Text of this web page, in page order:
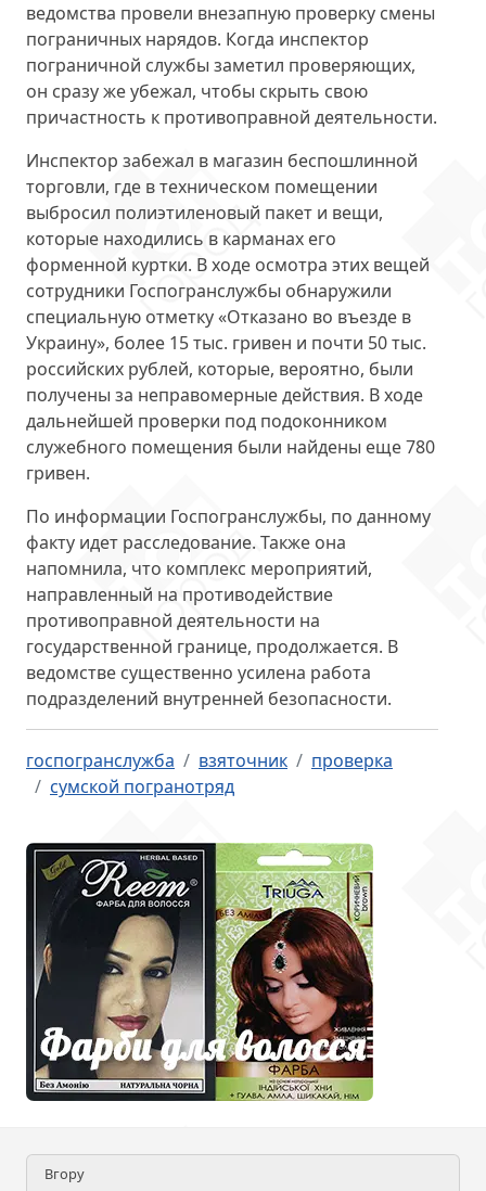
ведомства провели внезапную проверку смены
пограничных нарядов. Когда инспектор
пограничной службы заметил проверяющих,
он сразу же убежал, чтобы скрыть свою
причастность к противоправной деятельности.
Инспектор забежал в магазин беспошлинной
торговли, где в техническом помещении
выбросил полиэтиленовый пакет и вещи,
которые находились в карманах его
форменной куртки. В ходе осмотра этих вещей
сотрудники Госпогранслужбы обнаружили
специальную отметку «Отказано во въезде в
Украину», более 15 тыс. гривен и почти 50 тыс.
российских рублей, которые, вероятно, были
получены за неправомерные действия. В ходе
дальнейшей проверки под подоконником
служебного помещения были найдены еще780
гривен.
По информации Госпогранслужбы, по данному
факту идет расследование. Также она
напомнила, что комплекс мероприятий,
направленный на противодействие
противоправной деятельности на
государственной границе, продолжается. В
ведомстве существенно усилена работа
подразделений внутренней безопасности.
госпогранслужба взяточник
проверка
сумской погранотряд
Вгору